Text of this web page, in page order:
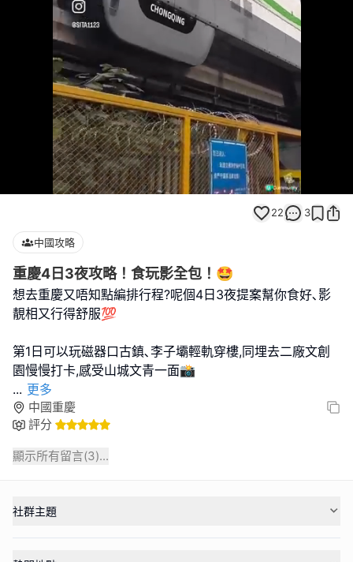
Loaded
100.00%
22 3
中國攻略
重慶4日3夜攻略！食玩影全包！🤩
想去重慶又唔知點編排行程?呢個4日3夜提案幫你食好､影
靚相又行得舒服💯
第1日可以玩磁器口古鎮､李子壩輕軌穿樓,同埋去二廠文創
... 更多
中國重慶
評分
顯示所有留言(3)...
社群主題